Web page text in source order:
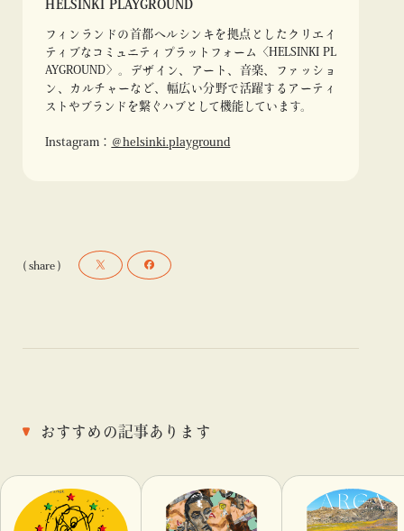
HELSINKI PLAYGROUND
フィンランドの首都ヘルシンキを拠点としたクリエイ
ティブなコミュニティプラットフォーム〈HELSINKI PL
AYGROUND〉。デザイン、アート、音楽、ファッショ
ン、カルチャーなど、幅広い分野で活躍するアーティ
ストやブランドを繋ぐハブとして機能しています。
Instagram： ＠helsinki.playground
( share )
おすすめの記事あります